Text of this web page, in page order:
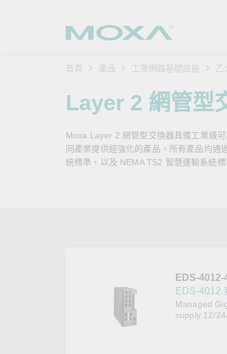
首頁 產品 工業網路基礎設施 乙
Layer 2 網管型
Moxa Layer 2 網管型交換器具備工業級
同產業提供經強化的產品，所有產品均
統標準，以及 NEMA TS2 智慧運輸系統標
EDS-4012-
EDS-4012
Managed
supply 12/